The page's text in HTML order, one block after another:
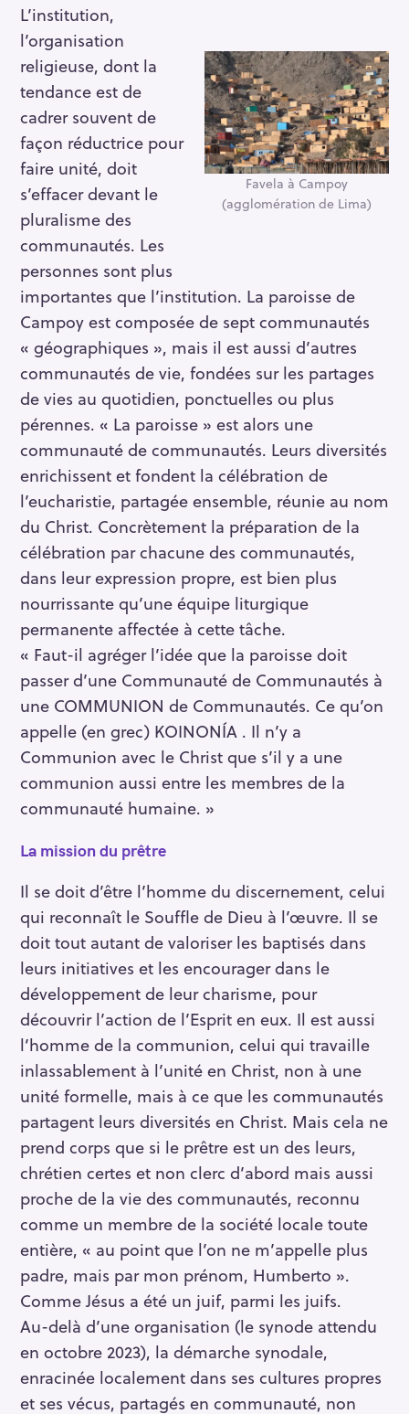
Favela à Campoy
(agglomération de Lima)
L’institution,
l’organisation
religieuse, dont la
tendance est de
cadrer souvent de
façon réductrice pour
faire unité, doit
s’effacer devant le
pluralisme des
communautés. Les
personnes sont plus
importantes que l’institution. La paroisse de
Campoy est composée de sept communautés
« géographiques », mais il est aussi d’autres
communautés de vie, fondées sur les partages
de vies au quotidien, ponctuelles ou plus
pérennes. « La paroisse » est alors une
communauté de communautés. Leurs diversités
enrichissent et fondent la célébration de
l’eucharistie, partagée ensemble, réunie au nom
du Christ. Concrètement la préparation de la
célébration par chacune des communautés,
dans leur expression propre, est bien plus
nourrissante qu’une équipe liturgique
permanente affectée à cette tâche.
« Faut-il agréger l’idée que la paroisse doit
passer d’une Communauté de Communautés à
une COMMUNION de Communautés. Ce qu’on
appelle (en grec) KOINONÍA . Il n’y a
Communion avec le Christ que s’il y a une
communion aussi entre les membres de la
communauté humaine. »
La mission du prêtre
Il se doit d’être l’homme du discernement, celui
qui reconnaît le Souffle de Dieu à l’œuvre. Il se
doit tout autant de valoriser les baptisés dans
leurs initiatives et les encourager dans le
développement de leur charisme, pour
découvrir l’action de l’Esprit en eux. Il est aussi
l’homme de la communion, celui qui travaille
inlassablement à l’unité en Christ, non à une
unité formelle, mais à ce que les communautés
partagent leurs diversités en Christ. Mais cela ne
prend corps que si le prêtre est un des leurs,
chrétien certes et non clerc d’abord mais aussi
proche de la vie des communautés, reconnu
comme un membre de la société locale toute
entière, « au point que l’on ne m’appelle plus
padre, mais par mon prénom, Humberto ».
Comme Jésus a été un juif, parmi les juifs.
Au-delà d’une organisation (le synode attendu
en octobre 2023), la démarche synodale,
enracinée localement dans ses cultures propres
et ses vécus, partagés en communauté, non
r
c
h
f
o
r
: